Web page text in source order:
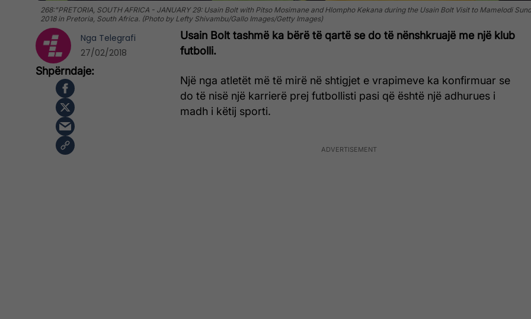
268:"PRETORIA, SOUTH AFRICA - JANUARY 29: Usain Bolt with Pitso Mosimane and Hlompho Kekana during the Usain Bolt Visit to Mamelodi
2018 in Pretoria, South Africa. (Photo by Lefty Shivambu/Gallo Images/Getty Images)
Usain Bolt tashmë ka bërë të qartë se do të nënshkruajë me një klub
futbolli.
Një nga atletët më të mirë në shtigjet e vrapimeve ka konfirmuar se
do të nisë një karrierë prej futbollisti pasi që është një adhurues i
madh i këtij sporti.
Nga Telegrafi
27/02/2018